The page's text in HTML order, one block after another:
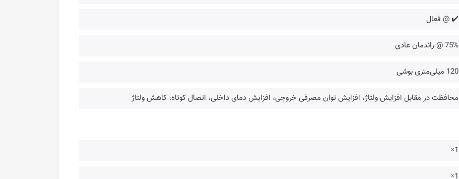
✔️ @ فعال
75% @ راندمان عادی
120 میلی‌متری بوشی
محافظت در مقابل افزایش ولتاژ، افزایش توان مصرفی خروجی، افزایش دمای داخلی، اتصال کوتاه، کاهش ولتاژ
1×